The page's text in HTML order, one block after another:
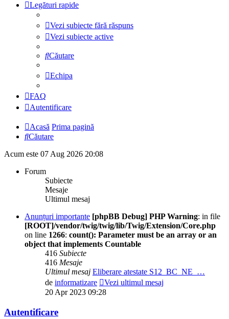
Legături rapide
Vezi subiecte fără răspuns
Vezi subiecte active
Căutare
Echipa
FAQ
Autentificare
Acasă Prima pagină
Căutare
Acum este 07 Aug 2026 20:08
Forum
Subiecte
Mesaje
Ultimul mesaj
Anunțuri importante [phpBB Debug] PHP Warning: in file
[ROOT]/vendor/twig/twig/lib/Twig/Extension/Core.php
on line 1266: count(): Parameter must be an array or an
object that implements Countable
416 Subiecte
416 Mesaje
Ultimul mesaj Eliberare atestate S12_BC_NE_…
de informatizare
Vezi ultimul mesaj
20 Apr 2023 09:28
Autentificare